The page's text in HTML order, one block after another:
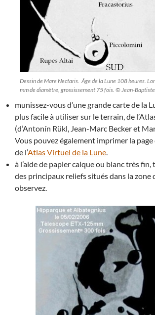
Dessin de Mare Nectaris. Âge de la Lune 108 heures.
mm de diamètre, grossissement 75 fois. © Jean-
munissez-vous d’une grande carte de la
plus facile à utiliser sur le terrain, de
(d’Antonín Rükl, Jean-Marc Becker et
Vous pouvez également imprimer la
de l’Atlas Virtuel de la Lune.
à l’aide de papier calque ou blanc très
des principaux reliefs situés dans la zone
observez.